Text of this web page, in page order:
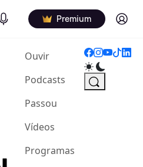
Podcasts Premium Log in
Ouvir(current)
Podcasts
Passou
Vídeos
Programas